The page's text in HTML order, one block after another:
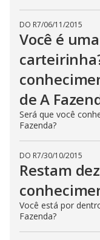
DO R7/06/11/2015
Você é
de A
Será que você
Fazenda?
DO R7/30/10/2015
Restam
Você está por
Fazenda?